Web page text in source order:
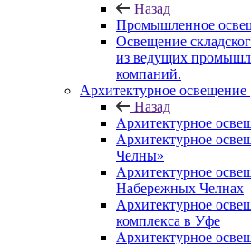
Назад
Промышленное
Освещение
из ведущих
компаний.
Архитектурное освещение
Назад
Архитектурное
Архитектурное
Челны»
Архитектурное
Набережных Челнах
Архитектурное
комплекса в Уфе
Архитектурное